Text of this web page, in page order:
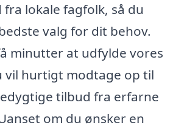
lokale fagfolk, så du
valg for dit behov.
minutter at udfylde vores
vil hurtigt modtage op til
tilbud fra erfarne
om du ønsker en